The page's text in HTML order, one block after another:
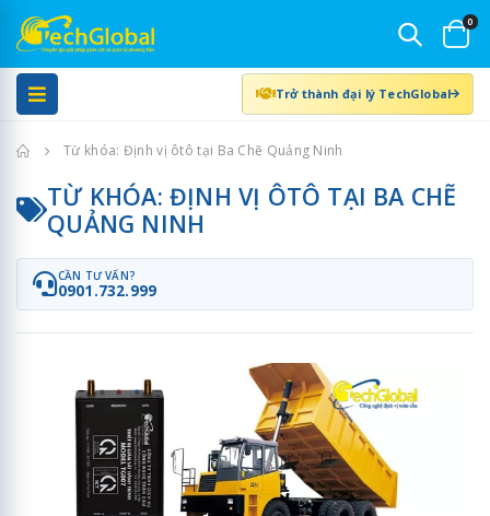
0
Trở thành đại lý TechGlobal
Trang chủTừ khóa: Định vị ôtô tại Ba Chẽ Quảng Ninh
TỪ KHÓA: ĐỊNH VỊ ÔTÔ TẠI BA CHẼ
QUẢNG NINH
CẦN TƯ VẤN?
0901.732.999